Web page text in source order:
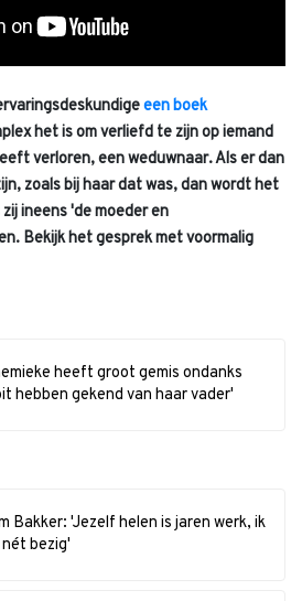
een boek
het is om verliefd te zijn op iemand
verloren, een weduwnaar. Als er dan
zoals bij haar dat was, dan wordt het
ineens 'de moeder en
Bekijk het gesprek met voormalig
heeft groot gemis ondanks
hebben gekend van haar vader'
Bakker: 'Jezelf helen is jaren werk, ik
bezig'